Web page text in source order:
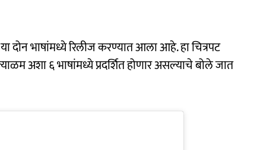
दोन भाषांमध्ये रिलीज करण्यात आला आहे. हा चित्रपट
अशा ६ भाषांमध्ये प्रदर्शित होणार असल्याचे बोले जात